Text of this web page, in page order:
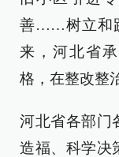
善……树立和
来，河北省
格，在整改整
河北省各部门
造福、科学决